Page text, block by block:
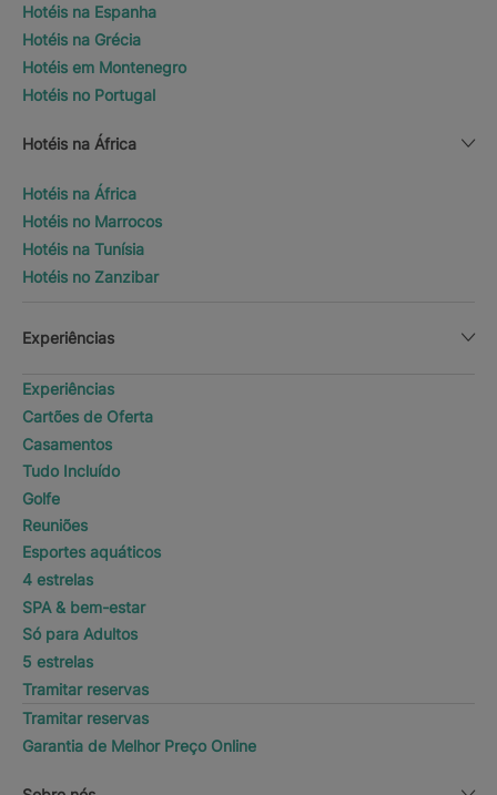
Hotéis na Espanha
Hotéis na Grécia
Hotéis em Montenegro
Hotéis no Portugal
Hotéis na África
Hotéis na África
Hotéis no Marrocos
Hotéis na Tunísia
Hotéis no Zanzibar
Experiências
Experiências
Cartões de Oferta
Casamentos
Tudo Incluído
Golfe
Reuniões
Esportes aquáticos
4 estrelas
SPA & bem-estar
Só para Adultos
5 estrelas
Tramitar reservas
Tramitar reservas
Garantia de Melhor Preço Online